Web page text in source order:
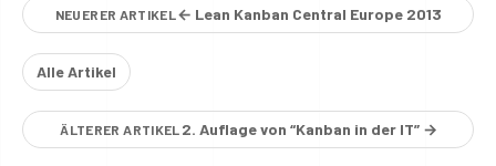
NEUERER ARTIKEL ← Lean Kanban Central Europe 2013
Alle Artikel
ÄLTERER ARTIKEL 2. Auflage von “Kanban in der IT” →